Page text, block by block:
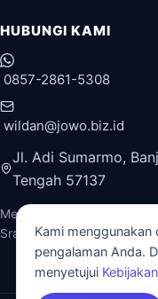
HUBUNGI KAMI
0857-2861-5308
wildan@jowo.biz.id
Jl. Adi Sumarmo,
Tengah 57137
Melayani: Solo
Sragen, Wonogiri,
Kami
pengalaman Anda.
menyetujui